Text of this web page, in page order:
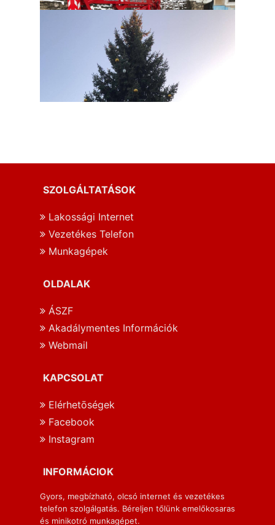
SZOLGÁLTATÁSOK
Lakossági Internet
Vezetékes Telefon
Munkagépek
OLDALAK
ÁSZF
Akadálymentes Információk
Webmail
KAPCSOLAT
Elérhetōségek
Facebook
Instagram
INFORMÁCIOK
Gyors, megbízható, olcsó internet és vezetékes
telefon szolgálgatás. Béreljen tőlünk emelőkosaras
és minikotró munkagépet.